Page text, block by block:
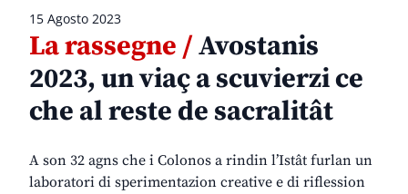
15 Agosto 2023
La rassegne /Avostanis
2023, un viaç a scuvierzi ce
che al reste de sacralitât
A son 32 agns che i Colonos a rindin l’Istât furlan un
laboratori di sperimentazion creative e di riflession